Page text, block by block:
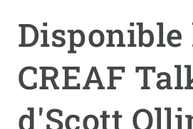
Disponible
CREAF
d'Scott
menu
RECERCA
CIÈNCIA EN ACCIÓ